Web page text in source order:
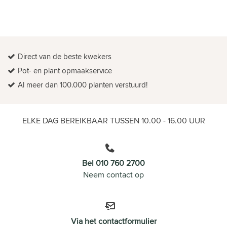
Direct van de beste kwekers
Pot- en plant opmaakservice
Al meer dan 100.000 planten verstuurd!
ELKE DAG BEREIKBAAR TUSSEN 10.00 - 16.00 UUR
Bel 010 760 2700
Neem contact op
Via het contactformulier